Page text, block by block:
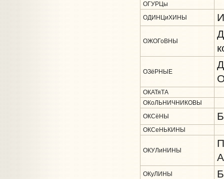
ОГУРЦы
ОДИНЦиХИНЫ
ОЖОГоВНЫ
ОЗёРНЫЕ
ОКАТяТА
ОКоЛЬНИЧНИКОВЫ
ОКСёНЫ
ОКСеНЬКИНЫ
ОКУЛиНИНЫ
ОКуЛИНЫ